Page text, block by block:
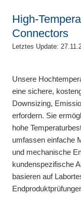
High-
Connectors
Letztes Update:
Unsere
eine sichere,
Downsizing,
erfordern. Sie
hohe
umfassen einfache
und mechanische
kundenspezifische
basieren auf